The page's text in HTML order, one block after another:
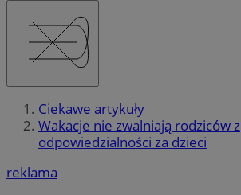
Ciekawe artykuły
Wakacje nie zwalniają rodziców z
odpowiedzialności za dzieci
reklama